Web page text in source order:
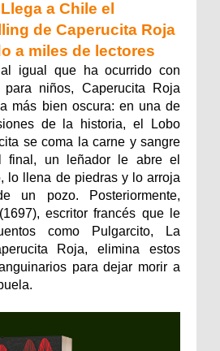
a Chile el
de Caperucita Roja
a miles de lectores
igual que ha ocurrido con
para niños, Caperucita Roja
más bien oscura: en una de
de la historia, el Lobo
se coma la carne y sangre
final, un leñador le abre el
lo llena de piedras y lo arroja
un pozo. Posteriormente,
escritor francés que le
como Pulgarcito, La
Roja, elimina estos
para dejar morir a